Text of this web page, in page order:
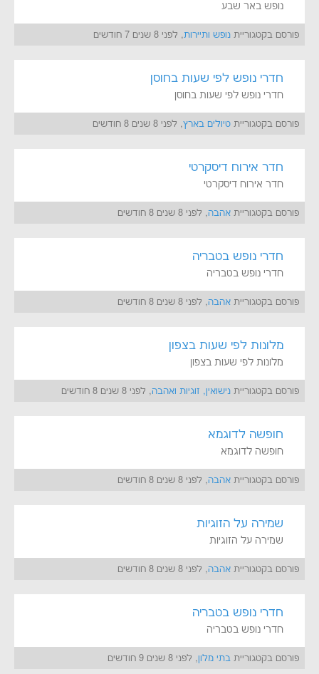
נופש באר שבע
פורסם בקטגוריית נופש ותיירות, לפני 8 שנים 7 חודשים
חדרי נופש לפי שעות בחוסן
חדרי נופש לפי שעות בחוסן
פורסם בקטגוריית טיולים בארץ, לפני 8 שנים 8 חודשים
חדר אירוח דיסקרטי
חדר אירוח דיסקרטי
פורסם בקטגוריית אהבה, לפני 8 שנים 8 חודשים
חדרי נופש בטבריה
חדרי נופש בטבריה
פורסם בקטגוריית אהבה, לפני 8 שנים 8 חודשים
מלונות לפי שעות בצפון
מלונות לפי שעות בצפון
פורסם בקטגוריית נישואין, זוגיות ואהבה, לפני 8 שנים 8 חודשים
חופשה לדוגמא
חופשה לדוגמא
פורסם בקטגוריית אהבה, לפני 8 שנים 8 חודשים
שמירה על הזוגיות
שמירה על הזוגיות
פורסם בקטגוריית אהבה, לפני 8 שנים 8 חודשים
חדרי נופש בטבריה
חדרי נופש בטבריה
פורסם בקטגוריית בתי מלון, לפני 8 שנים 9 חודשים